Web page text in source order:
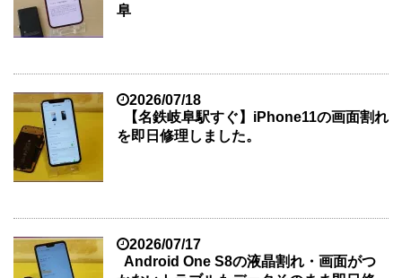
阜
2026/07/18
【名鉄岐阜駅すぐ】iPhone11の画面割れ
を即日修理しました。
2026/07/17
Android One S8の液晶割れ・画面がつ